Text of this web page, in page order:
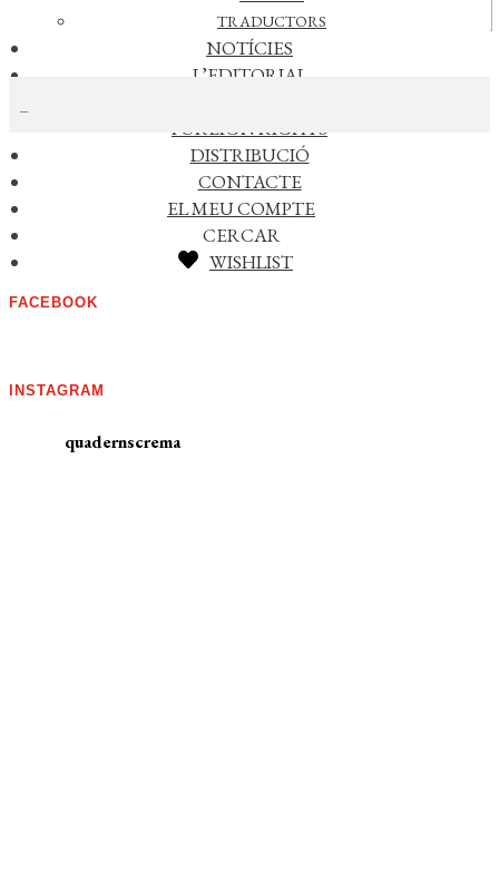
TRADUCTORS
NOTÍCIES
L’EDITORIAL
FOREIGN RIGHTS
DISTRIBUCIÓ
CONTACTE
EL MEU COMPTE
CERCAR
WISHLIST
No s'han trobat esdeveniments
Veure esdeveniments anteriors >>
FACEBOOK
INSTAGRAM
quadernscrema